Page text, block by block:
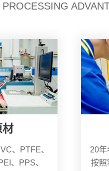
PROCESSING
材
、PTFE、
、PPS、
20年
按照